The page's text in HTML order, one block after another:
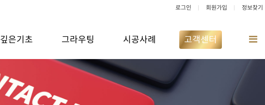
로그인 회원가입 정보찾기
깊은기초 그라우팅 시공사례 고객센터
전
메